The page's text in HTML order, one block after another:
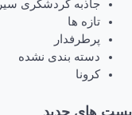
جاذبه گردشگری
تازه ها
پرطرفدار
دسته بندی نشده
کرونا
پست های جدید